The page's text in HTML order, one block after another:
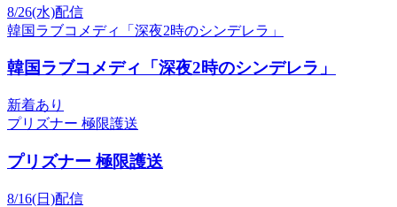
8/26(水)配信
韓国ラブコメディ「深夜2時のシンデレラ」
韓国ラブコメディ「深夜2時のシンデレラ」
新着あり
プリズナー 極限護送
プリズナー 極限護送
8/16(日)配信